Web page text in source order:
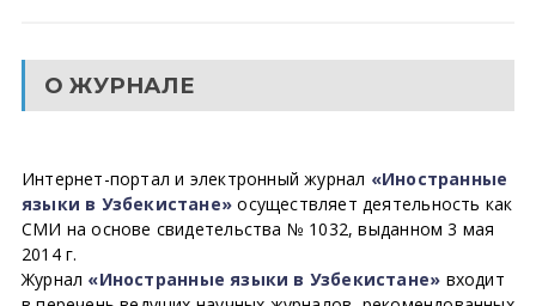
О ЖУРНАЛЕ
Интернет-портал и электронный журнал «Иностранные
языки в Узбекистане» осуществляет деятельность как
СМИ на основе свидетельства № 1032, выданном 3 мая
2014 г.
Журнал «Иностранные языки в Узбекистане» входит